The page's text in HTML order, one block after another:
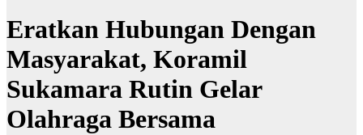
Eratkan Hubungan Dengan
Masyarakat, Koramil
Sukamara Rutin Gelar
Olahraga Bersama